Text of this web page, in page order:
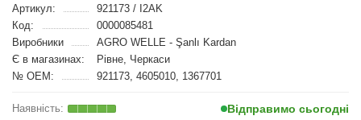
Артикул:
921173 / I2AK
Код:
0000085481
Виробники
AGRO WELLE - Şanlı Kardan
Є в магазинах:
Рівне, Черкаси
№ OEM:
921173, 4605010, 1367701
Відправимо сьогодні